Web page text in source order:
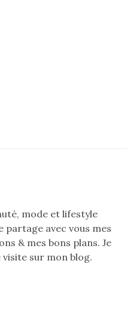
mode et lifestyle
partage avec vous mes
& mes bons plans. Je
visite sur mon blog.